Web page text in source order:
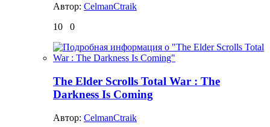
Автор: CelmanCtraik
10
0
The Elder Scrolls Total War : The
Darkness Is Coming
Автор: CelmanCtraik